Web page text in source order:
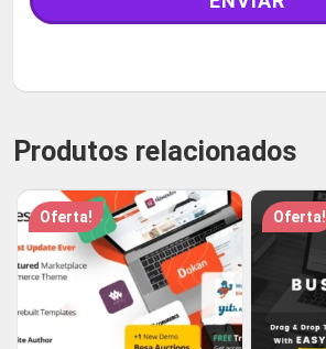
Produtos relacionados
Oferta! Oferta!